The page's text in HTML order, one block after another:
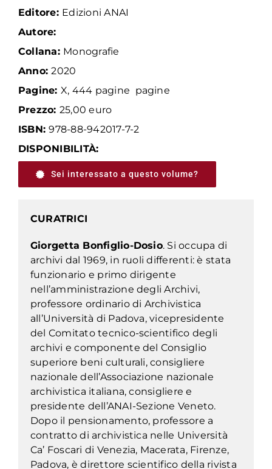
Editore: Edizioni ANAI
Autore:
Collana: Monografie
Anno:2020
Pagine: X, 444 pagine pagine
Prezzo: 25,00 euro
ISBN:978-88-942017-7-2
DISPONIBILITÀ:
Sei interessato a questo volume?
CURATRICI
Giorgetta Bonfiglio-Dosio. Si occupa di
archivi dal 1969, in ruoli differenti: è stata
funzionario e primo dirigente
nell’amministrazione degli Archivi,
professore ordinario di Archivistica
all’Università di Padova, vicepresidente
del Comitato tecnico-scientifico degli
archivi e componente del Consiglio
superiore beni culturali, consigliere
nazionale dell’Associazione nazionale
archivistica italiana, consigliere e
presidente dell’ANAI-Sezione Veneto.
Dopo il pensionamento, professore a
contratto di archivistica nelle Università
Ca’ Foscari di Venezia, Macerata, Firenze,
Padova, è direttore scientifico della rivista